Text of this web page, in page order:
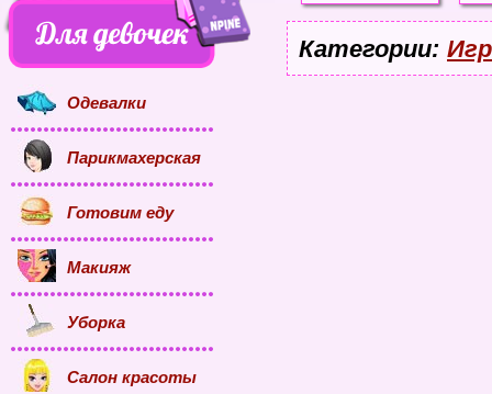
Категории:
Одевалки
Парикмахерская
Готовим еду
Макияж
Уборка
Салон красоты